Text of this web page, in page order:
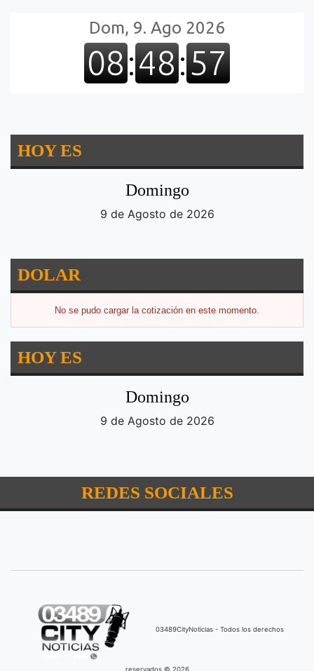
HOY ES
Domingo
9 de Agosto de 2026
DOLAR
No se pudo cargar la cotización en este momento.
HOY ES
Domingo
9 de Agosto de 2026
REDES SOCIALES
03489CityNoticias - Todos los derechos
reservados © 2026